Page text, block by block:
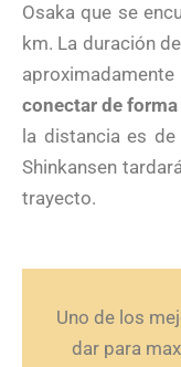
Osaka que se
km. La duración
conectar de
la distancia es
Shinkansen
trayecto.
Uno de los
dar para